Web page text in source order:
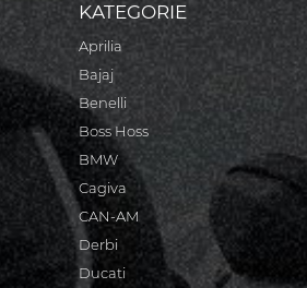
KATEGORIE
Aprilia
Bajaj
Benelli
Boss Hoss
BMW
Cagiva
CAN-AM
Derbi
Ducati